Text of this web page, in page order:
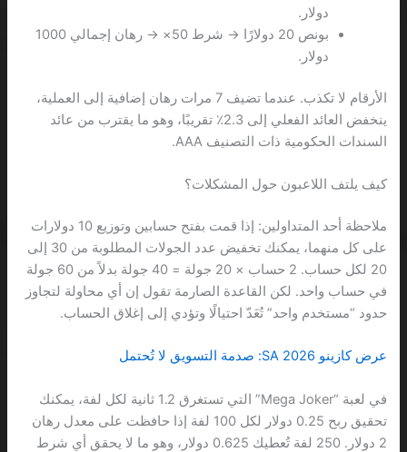
دولار.
بونص 20 دولارًا → شرط 50× → رهان إجمالي 1000
دولار.
الأرقام لا تكذب. عندما تضيف 7 مرات رهان إضافية إلى العملية،
ينخفض العائد الفعلي إلى 2.3٪ تقريبًا، وهو ما يقترب من عائد
السندات الحكومية ذات التصنيف AAA.
كيف يلتف اللاعبون حول المشكلات؟
ملاحظة أحد المتداولين: إذا قمت بفتح حسابين وتوزيع 10 دولارات
على كل منهما، يمكنك تخفيض عدد الجولات المطلوبة من 30 إلى
20 لكل حساب. 2 حساب × 20 جولة = 40 جولة بدلاً من 60 جولة
في حساب واحد. لكن القاعدة الصارمة تقول إن أي محاولة لتجاوز
حدود “مستخدم واحد” تُعَدّ احتيالًا وتؤدي إلى إغلاق الحساب.
عرض كازينو 2026 SA: صدمة التسويق لا تُحتمل
في لعبة “Mega Joker” التي تستغرق 1.2 ثانية لكل لفة، يمكنك
تحقيق ربح 0.25 دولار لكل 100 لفة إذا حافظت على معدل رهان
2 دولار. 250 لفة تُعطيك 0.625 دولار، وهو ما لا يحقق أي شرط